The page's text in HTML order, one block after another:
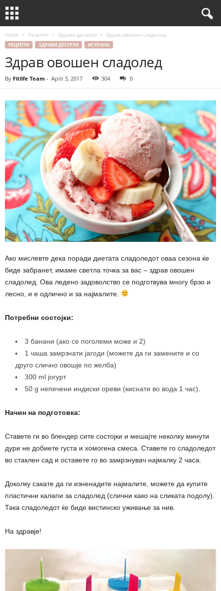
Home Рецепти Здрави десерти Здрав овошен сладолед
РЕЦЕПТИ ЗДРАВИ ДЕСЕРТИ ИСХРАНА
Здрав овошен сладолед
By Fitlife Team - April 3, 2017 304 0
Ако мислевте дека поради диетата сладоледот оваа сезона ќе
биде забранет, имаме светла точка за вас – здрав овошен
сладолед. Ова ледено задоволство се подготвува многу брзо и
лесно, и е одлично и за најмалите.
Потребни состојки:
3 банани (ако се поголеми може и 2)
1 чаша замрзнати јагоди (можете да ги замените и со
друго слично овошје по желба)
300 ml јогурт
50 g непечени индиски ореви (киснати во вода 1 час).
Начин на подготовка:
Ставете ги во блендер сите состојки и мешајте неколку минути
дури не добиете густа и хомогена смеса. Ставете го сладоледот
во стаклен сад и оставете го во замрзнувач најмалку 2 часа.
Доколку сакате да ги изненадите најмалите, можете да купите
пластични калапи за сладолед (слични како на сликата подолу).
Така сладоледот ќе биде вистинско уживање за нив.
На здравје!